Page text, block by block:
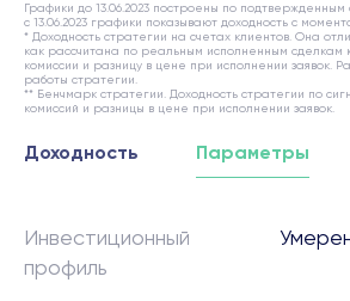
Графики до 13.06.2023 построены по
с 13.06.2023 графики показывают доходность с
* Доходность стратегии на счетах клиентов. Она
как рассчитана по реальным исполненным сделкам
комиссии и разницу в цене при исполнении заявок.
работы стратегии.
** Бенчмарк стратегии. Доходность стратегии по
комиссий и разницы в цене при исполнении заявок.
Доходность Параметры
Инвестиционный
профиль